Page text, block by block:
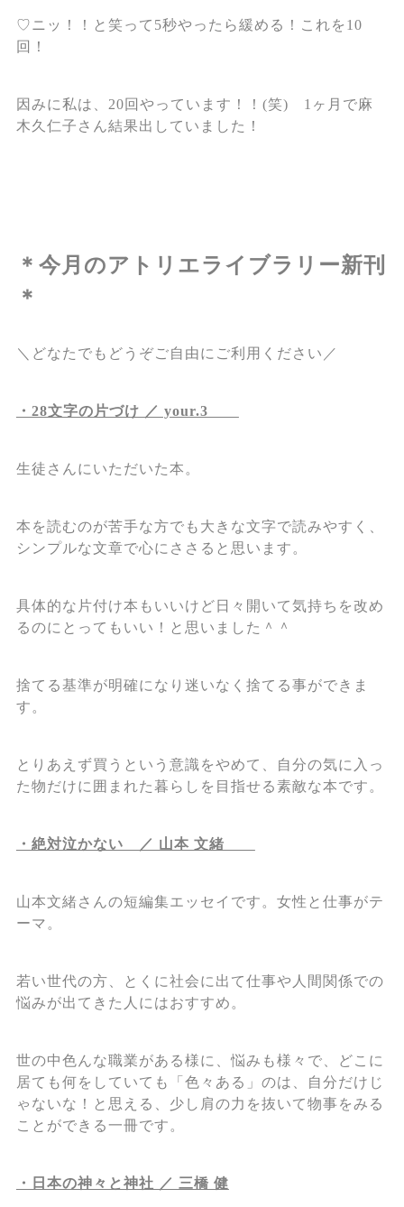
♡ニッ！！と笑って5秒やったら緩める！これを10
回！
因みに私は、20回やっています！！(笑) 1ヶ月で麻
木久仁子さん結果出していました！
＊今月のアトリエライブラリー新刊
＊
＼どなたでもどうぞご自由にご利用ください／
・28文字の片づけ ／ your.3
生徒さんにいただいた本。
本を読むのが苦手な方でも大きな文字で読みやすく、
シンプルな文章で心にささると思います。
具体的な片付け本もいいけど日々開いて気持ちを改め
るのにとってもいい！と思いました＾＾
捨てる基準が明確になり迷いなく捨てる事ができま
す。
とりあえず買うという意識をやめて、自分の気に入っ
た物だけに囲まれた暮らしを目指せる素敵な本です。
・絶対泣かない ／ 山本 文緒
山本文緒さんの短編集エッセイです。女性と仕事がテ
ーマ。
若い世代の方、とくに社会に出て仕事や人間関係での
悩みが出てきた人にはおすすめ。
世の中色んな職業がある様に、悩みも様々で、どこに
居ても何をしていても「色々ある」のは、自分だけじ
ゃないな！と思える、少し肩の力を抜いて物事をみる
ことができる一冊です。
・日本の神々と神社 ／ 三橋 健